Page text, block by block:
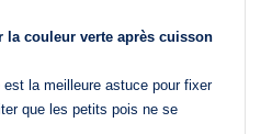
la couleur verte après cuisson
est la meilleure astuce pour fixer
que les petits pois ne se